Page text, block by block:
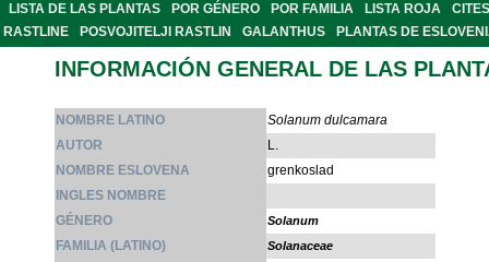
LISTA DE LAS PLANTAS POR GÉNERO POR FAMILIA LISTA ROJA
CITES
RASTLINE
POSVOJITELJI RASTLIN GALANTHUS PLANTAS DE
INFORMACIÓN GENERAL DE LAS
NOMBRE LATINO
Solanum dulcamara
AUTOR
L.
NOMBRE ESLOVENA
grenkoslad
INGLES NOMBRE
GÉNERO
Solanum
FAMILIA (LATINO) Solanaceae